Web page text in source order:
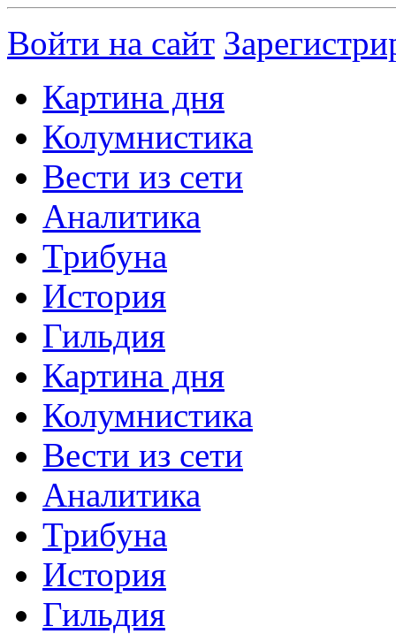
Войти на сайт
Картина дня
Колумнистика
Вести из сети
Аналитика
Трибуна
История
Гильдия
Картина дня
Колумнистика
Вести из сети
Аналитика
Трибуна
История
Гильдия